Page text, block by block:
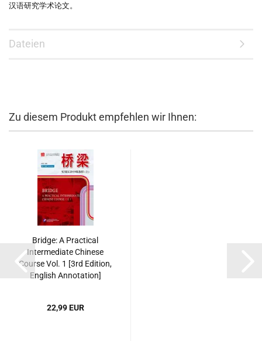
汉语研究学术论文。
Dateien
Zu diesem Produkt empfehlen wir Ihnen:
Bridge: A Practical
Intermediate Chinese
Course Vol. 1 [3rd Edition,
English Annotation]
MP3-CD]. ISBN:
22,99 EUR